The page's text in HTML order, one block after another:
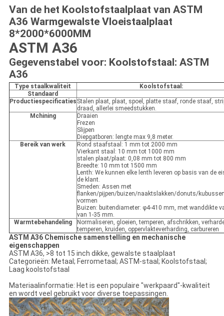
Van de het Koolstofstaalplaat van ASTM
A36 Warmgewalste Vloeistaalplaat
8*2000*6000MM
ASTM A36
Gegevenstabel voor: Koolstofstaal: ASTM
A36
Type staalkwaliteit
Koolstofstaal:
Standaard
Productiespecificaties Stalen plaat, plaat, spoel, platte staaf, ronde staaf,
draad, allerlei smeedstukken.
Mchining
Draaien
Frezen
Slijpen
Diepgatboren: lengte max 9,8 meter.
Bereik van werk
Rond staafstaal: 1 mm tot 2000 mm
Vierkant staal: 10 mm tot 1000 mm
stalen plaat/plaat: 0,08 mm tot 800 mm
Breedte: 10 mm tot 1500 mm
Lenth: We kunnen elke lenth leveren op basis van de
de klant.
Smeden: Assen met
flanken/pijpen/buizen/naaktslakken/donuts/
vormen
Buizen: buitendiameter: φ4-410 mm, met wanddikte
van 1-35 mm.
Warmtebehandeling
Normaliseren, gloeien, temperen, afschrikken,
temperen, kruiden, oppervlakteverharding, carbureren
ASTM A36 Chemische samenstelling en mechanische
eigenschappen
ASTM A36, >8 tot 15 inch dikke, gewalste staalplaat
Categorieën: Metaal; Ferrometaal; ASTM-staal; Koolstofstaal;
Laag koolstofstaal
Materiaalinformatie: Het is een populaire "werkpaard"-kwaliteit
en wordt veel gebruikt voor diverse toepassingen.